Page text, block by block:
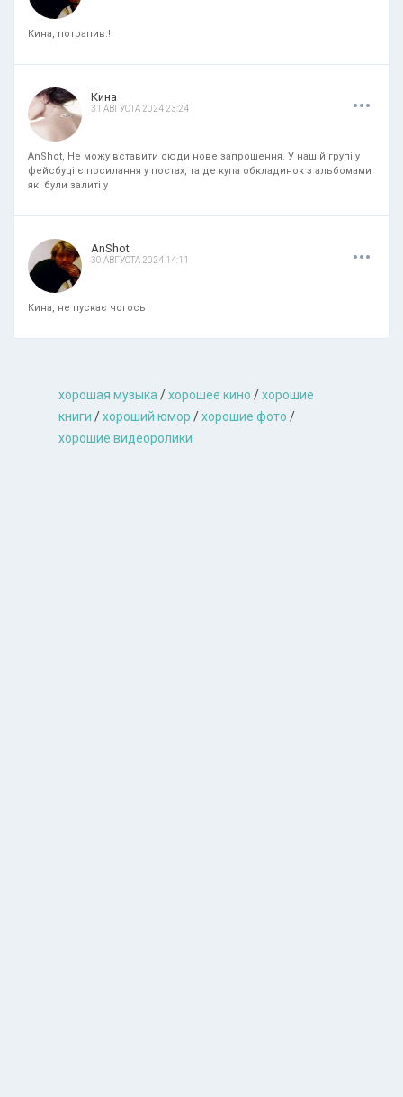
Кина, потрапив.!
Кина
31 АВГУСТА 2024 23:24 ...
AnShot, Не можу вставити сюди нове запрошення. У нашій групі у
фейсбуці є посилання у постах, та де купа обкладинок з альбомами
які були залиті у
AnShot
30 АВГУСТА 2024 14:11 ...
Кина, не пускає чогось
хорошая музыкa /хорошее кино /хорошие
книги /хороший юмор /хорошие фото /
хорошие видеоролики